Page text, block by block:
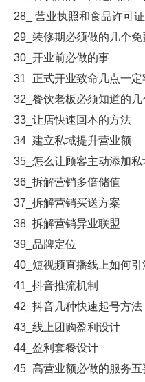
28_ 营业执照和食品许可
29_装修期必须做的几个
30_开业前必做的事
31_正式开业致命几点一定
32_餐饮老板必须知道的
33_让店快速回本的方法
34_建立私域提升营业额
35_怎么让顾客主动添加私
36_拆解营销多倍储值
37_拆解营销买送方案
38_拆解营销异业联盟
39_品牌定位
40_短视频直播线上如何引
41_抖音推流机制
42_抖音几种快速起号方法
43_线上团购盈利设计
44_盈利套餐设计
45_高营业额必做的服务五